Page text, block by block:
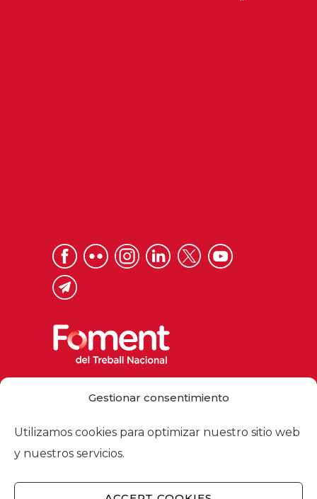
Gestionar consentimiento
Utilizamos cookies para optimizar nuestro sitio web
y nuestros servicios.
foment@foment.com